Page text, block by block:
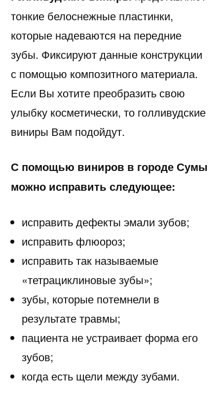
тонкие белоснежные пластинки,
которые надеваются на передние
зубы. Фиксируют данные конструкции
с помощью композитного материала.
Если Вы хотите преобразить свою
улыбку косметически, то голливудские
виниры Вам подойдут.
С помощью виниров в городе Сумы
можно исправить следующее:
исправить дефекты эмали зубов;
исправить флюороз;
исправить так называемые
«тетрациклиновые зубы»;
зубы, которые потемнели в
результате травмы;
пациента не устраивает форма его
зубов;
когда есть щели между зубами.